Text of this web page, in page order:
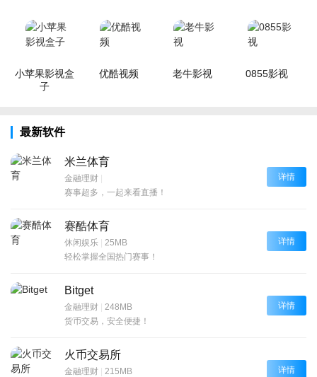
小苹果影视盒
子
优酷视频 老牛影视 0855影视
最新软件
米兰体育
金融理财 |
赛事超多，一起来看直播！
详情
赛酷体育
休闲娱乐 | 25MB
轻松掌握全国热门赛事！
详情
Bitget
金融理财 | 248MB
货币交易，安全便捷！
详情
火币交易所
金融理财 | 215MB
详情